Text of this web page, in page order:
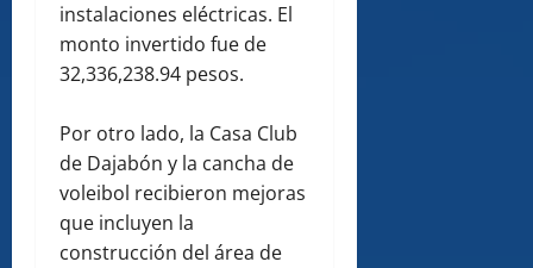
instalaciones eléctricas. El
monto invertido fue de
32,336,238.94 pesos.
Por otro lado, la Casa Club
de Dajabón y la cancha de
voleibol recibieron mejoras
que incluyen la
construcción del área de